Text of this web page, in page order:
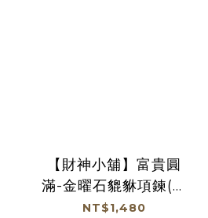
【財神小舖】富貴圓
滿-金曜石貔貅項鍊(風
采) (含開光) (廠商直
NT$1,480